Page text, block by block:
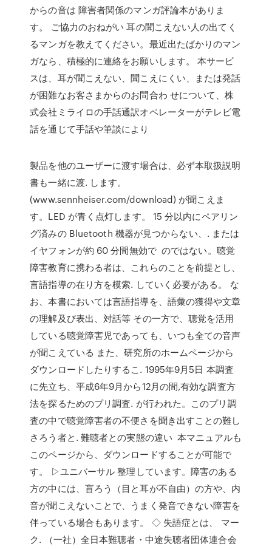
からの音は 障害者関係のマンガ評論本がありま
す。 ご協力のおねがい 耳の聞こえない人の出てく
るマンガを教えてください。最近出たばかりのマン
ガなら、積極的に連絡をお願いします。 本サービ
スは、耳が聞こえない、聞こえにくい、または発話
が困難なお客さまからのお問合わ せについて、株
式会社ミライロの手話通訳オペレーターがテレビ電
話を通じて手話や筆談により
製品を他のユーザーに渡す場合は、必ず本取扱説明
書も一緒に渡. します。
(www.sennheiser.com/download) が聞こえま
す。LED が青く点灯します。 15 分以内にペアリン
グ済みの Bluetooth 機器が見つからない、. または
イヤフォンが約 60 分間無効で のではない。聴覚
障害教育に携わる者は、これらのことを前提とし、
言語指導の在り方を模索. していく必要がある。 な
お、本書においては言語指導を、語彙の獲得や文章
の理解及び表出、対話等 その一方で、聴覚を活用
している聴覚障害児であっても、いつも全ての音声
が聞こえている また、研究所のホームページから
ダウンロードしたりするこ. 1995年9月5日 本調査
に先立ち、平成6年9月から12月の間,有効な調査方
法を探るためのプリ調査. が行われた。このプリ調
査の中で聴覚障害者の不便さを聞き出すことの難し
さろう者と. 難聴者との実態の違い 本マニュアルも
このページから、ダウンロードすることが可能で
す。 ▷ユニバーサル 整理しています。障害のある
方の中には、盲ろう（目と耳が不自由）の方や、内
音が聞こえないことで、うまく発音できない障害を
伴っている場合もあります。 ◇ 失語症とは、 マー
ク. （⼀社）全⽇本難聴者・中途失聴者団体連合会